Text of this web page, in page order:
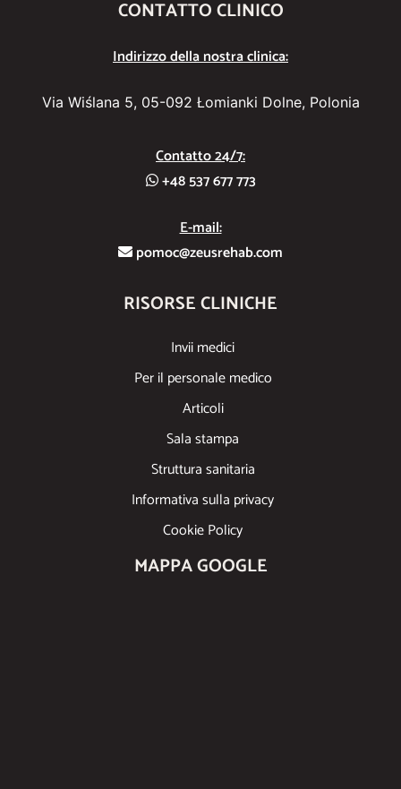
CONTATTO CLINICO
Indirizzo della nostra clinica:
Via Wiślana 5, 05-092 Łomianki Dolne, Polonia
Contatto 24/7:
+48 537 677 773
E-mail:
pomoc@zeusrehab.com
RISORSE CLINICHE
Invii medici
Per il personale medico
Articoli
Sala stampa
Struttura sanitaria
Informativa sulla privacy
Cookie Policy
MAPPA GOOGLE